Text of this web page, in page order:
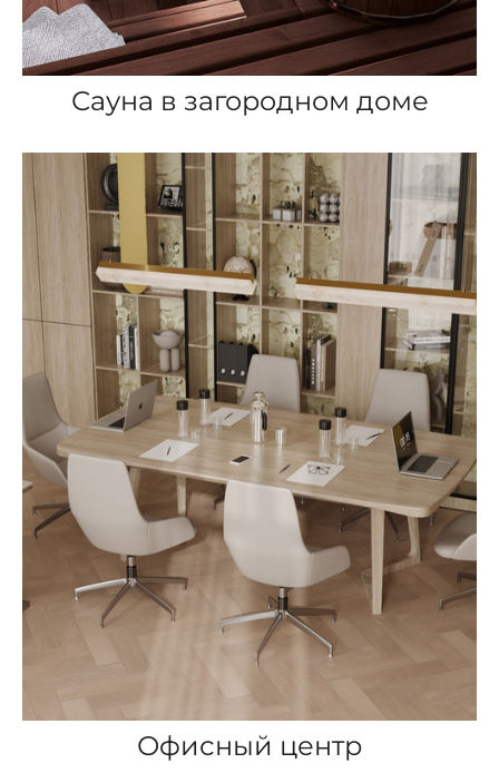
Сауна в загородном доме
Офисный центр